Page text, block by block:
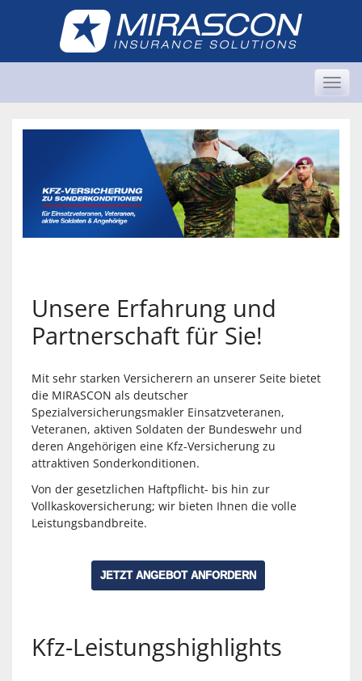
Unsere Erfahrung und
Partnerschaft für Sie!
Mit sehr starken Versicherern an unserer Seite bietet
die MIRASCON als deutscher
Spezialversicherungsmakler Einsatzveteranen,
Veteranen, aktiven Soldaten der Bundeswehr und
deren Angehörigen eine Kfz-Versicherung zu
attraktiven Sonderkonditionen.
Von der gesetzlichen Haftpflicht- bis hin zur
Vollkaskoversicherung; wir bieten Ihnen die volle
Leistungsbandbreite.
JETZT ANGEBOT ANFORDERN
Kfz-Leistungshighlights